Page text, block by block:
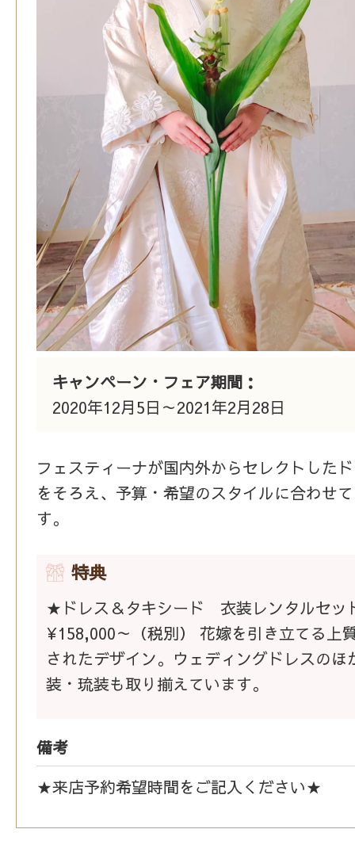
キャンペーン・フェア期間：
2020年12月5日～2021年2月28日
フェスティーナが国内外からセレクトした
をそろえ、予算・希望のスタイルに合わせ
す。
特典
★ドレス＆タキシード 衣装レンタルセッ
¥158,000～（税別） 花嫁を引き立てる上
されたデザイン。ウェディングドレスのほ
装・琉装も取り揃えています。
備考
★来店予約希望時間をご記入ください★